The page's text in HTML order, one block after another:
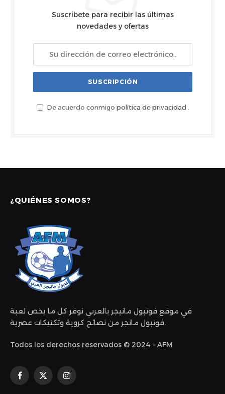
Suscríbete para recibir las últimas
novedades y ofertas
De acuerdo conmigo política de privacidad .
¿QUIÉNES SOMOS?
في موقع فوتبول مانيجر بالعربي نوفر كل ما يخص لعبة
فوتبول مانجر من نصائح كروية وتكتيكات عصرية.
Todos los derechos reservados © 2024 - AFM
Facebook
X
Instagram